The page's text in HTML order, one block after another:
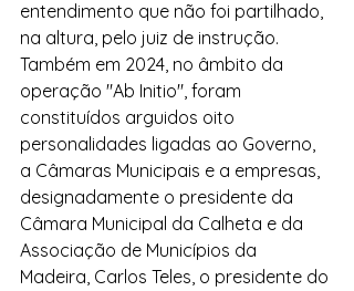
entendimento que não foi partilhado,
na altura, pelo juiz de instrução.
Também em 2024, no âmbito da
operação "Ab Initio", foram
constituídos arguidos oito
personalidades ligadas ao Governo,
a Câmaras Municipais e a empresas,
designadamente o presidente da
Câmara Municipal da Calheta e da
Associação de Municípios da
Madeira, Carlos Teles, o presidente do